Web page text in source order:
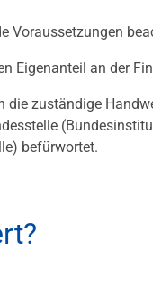
Voraussetzungen
Eigenanteil an der
die zuständige
befürwortet.